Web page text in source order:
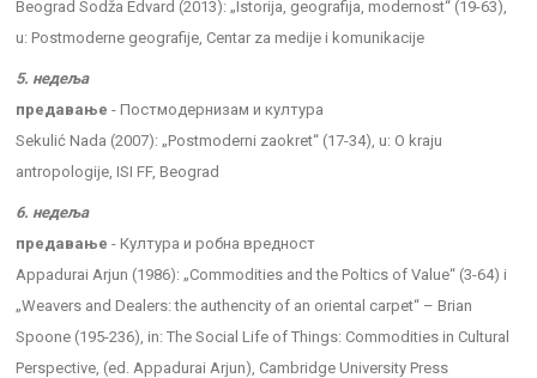
Beograd Sodža Edvard (2013): „Istorija, geografija, modernost“ (19-63),
u: Postmoderne geografije, Centar za medije i komunikacije
5. недеља
предавање - Постмодернизам и култура
Sekulić Nada (2007): „Postmoderni zaokret“ (17-34), u: O kraju
antropologije, ISI FF, Beograd
6. недеља
предавање - Култура и робна вредност
Appadurai Arjun (1986): „Commodities and the Poltics of Value“ (3-64) i
„Weavers and Dealers: the authencity of an oriental carpet“ – Brian
Spoone (195-236), in: The Social Life of Things: Commodities in Cultural
Perspective, (ed. Appadurai Arjun), Cambridge University Press